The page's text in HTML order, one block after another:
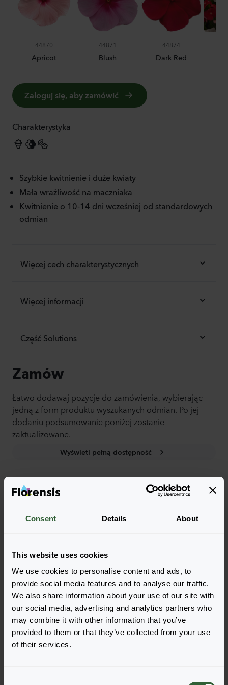
Consent Details About
This website uses cookies
We use cookies to personalise content and ads, to
provide social media features and to analyse our traffic.
We also share information about your use of our site with
our social media, advertising and analytics partners who
may combine it with other information that you’ve
provided to them or that they’ve collected from your use
of their services.
44870
Apricot
44871
Blush
44874
Dark Red
Zaloguj się, aby zamówić
Charakterystyka
Szybkie kwitnienie i duże kwiaty
Mała wrażliwość na maczniaka
Kwitnienie o 10-14 dni wcześniej od standardowych
odmian
Więcej cech charakterystycznych
Więcej informacji
Część Solutions
Zamów
Łatwo dodawaj pozycje do zamówienia, wybierając
jedną z form produktu wyszukanych odmian. Po jej
dodaniu podsumowanie poniżej zostanie
zaktualizowane.
Wyświetl pełną dostępność
Titan-ium™ F1
Apricot
Zaloguj się, aby zamówić
Titan-ium™ F1
Blush
Zaloguj się, aby zamówić